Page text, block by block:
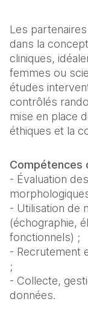
Les
dans la
cliniques,
femmes ou
études
contrôlés
mise en place
éthiques et la
Compétences
- Évaluation
- Utilisation de
(échographie,
fonctionnels) ;
- Recrutement
;
- Collecte,
données.